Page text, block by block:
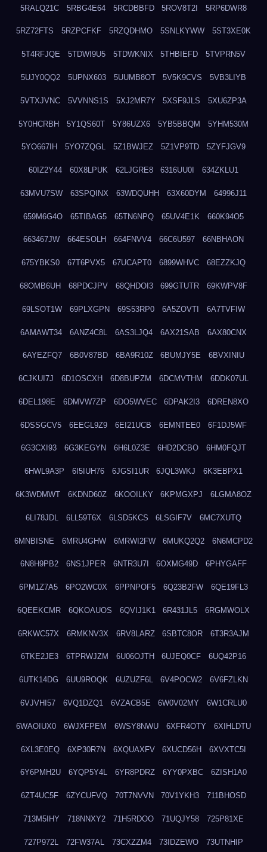
5RALQ21C 5RBG4E64 5RCDBBFD 5ROV8T2I 5RP6DWR8
5RZ72FTS 5RZPCFKF 5RZQDHMO 5SNLKYWW 5ST3XE0K
5T4RFJQE 5TDWI9U5 5TDWKNIX 5THBIEFD 5TVPRN5V
5UJY0QQ2 5UPNX603 5UUMB8OT 5V5K9CVS 5VB3LIYB
5VTXJVNC 5VVNNS1S 5XJ2MR7Y 5XSF9JLS 5XU6ZP3A
5Y0HCRBH 5Y1QS60T 5Y86UZX6 5YB5BBQM 5YHM530M
5YO667IH 5YO7ZQGL 5Z1BWJEZ 5Z1VP9TD 5ZYFJGV9
60IZ2Y44 60X8LPUK 62LJGRE8 6316UU0I 634ZKLU1
63MVU7SW 63SPQINX 63WDQUHH 63X60DYM 64996J11
659M6G4O 65TIBAG5 65TN6NPQ 65UV4E1K 660K94O5
663467JW 664ESOLH 664FNVV4 66C6U597 66NBHAON
675YBKS0 67T6PVX5 67UCAPT0 6899WHVC 68EZZKJQ
68OMB6UH 68PDCJPV 68QHDOI3 699GTUTR 69KWPV8F
69LSOT1W 69PLXGPN 69S53RP0 6A5ZOVTI 6A7TVFIW
6AMAWT34 6ANZ4C8L 6AS3LJQ4 6AX21SAB 6AX80CNX
6AYEZFQ7 6B0V87BD 6BA9R10Z 6BUMJY5E 6BVXINIU
6CJKUI7J 6D1OSCXH 6D8BUPZM 6DCMVTHM 6DDK07UL
6DEL198E 6DMVW7ZP 6DO5WVEC 6DPAK2I3 6DREN8XO
6DSSGCV5 6EEGL9Z9 6EI21UCB 6EMNTEE0 6F1DJ5WF
6G3CXI93 6G3KEGYN 6H6L0Z3E 6HD2DCBO 6HM0FQJT
6HWL9A3P 6I5IUH76 6JGSI1UR 6JQL3WKJ 6K3EBPX1
6K3WDMWT 6KDND60Z 6KOOILKY 6KPMGXPJ 6LGMA8OZ
6LI78JDL 6LL59T6X 6LSD5KCS 6LSGIF7V 6MC7XUTQ
6MNBISNE 6MRU4GHW 6MRWI2FW 6MUKQ2Q2 6N6MCPD2
6N8H9PB2 6NS1JPER 6NTR3U7I 6OXMG49D 6PHYGAFF
6PM1Z7A5 6PO2WC0X 6PPNPOF5 6Q23B2FW 6QE19FL3
6QEEKCMR 6QKOAUOS 6QVIJ1K1 6R431JL5 6RGMWOLX
6RKWC57X 6RMKNV3X 6RV8LARZ 6SBTC8OR 6T3R3AJM
6TKE2JE3 6TPRWJZM 6U06OJTH 6UJEQ0CF 6UQ42P16
6UTK14DG 6UU9ROQK 6UZUZF6L 6V4POCW2 6V6FZLKN
6VJVHI57 6VQ1DZQ1 6VZACB5E 6W0V02MY 6W1CRLU0
6WAOIUX0 6WJXFPEM 6WSY8NWU 6XFR4OTY 6XIHLDTU
6XL3E0EQ 6XP30R7N 6XQUAXFV 6XUCD56H 6XVXTC5I
6Y6PMH2U 6YQP5Y4L 6YR8PDRZ 6YY0PXBC 6ZISH1A0
6ZT4UC5F 6ZYCUFVQ 70T7NVVN 70V1YKH3 711BHOSD
713M5IHY 718NNXY2 71H5RDOO 71UQJY58 725P81XE
727P972L 72FW37AL 73CXZZM4 73IDZEWO 73UTNHIP